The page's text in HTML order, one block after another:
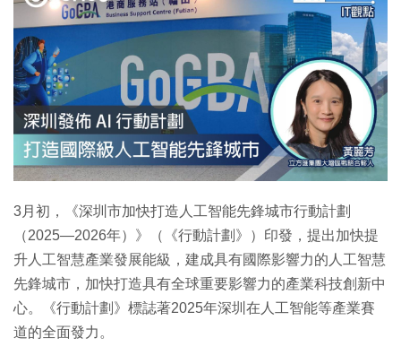
EduTech
IT Times
生成式AI與雲端應用
Enterprise Digital Transformation
特集
3月初，《深圳市加快打造人工智能先鋒城市行動計劃
（2025—2026年）》（《行動計劃》）印發，提出加快提
升人工智慧產業發展能級，建成具有國際影響力的人工智慧
先鋒城市，加快打造具有全球重要影響力的產業科技創新中
心。《行動計劃》標誌著2025年深圳在人工智能等產業賽
道的全面發力。